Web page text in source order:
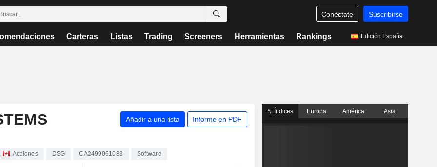
Conéctate Suscribirse
Carteras Listas Trading Screeners Herramientas Rankings Edición España
Añadir a una lista Informe en PDF
Acciones DSG CA2499061083 Software
Índices Europa América Asia